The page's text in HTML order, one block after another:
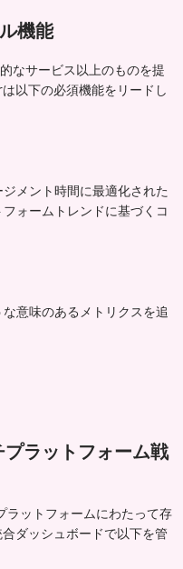
機能
なサービス以上のものを提
以下の必須機能をリードし
メント時間に最適化された
ォームトレンドに基づくコ
意味のあるメトリクスを追
ラットフォーム戦
ラットフォームにわたって存
ダッシュボードで以下を管